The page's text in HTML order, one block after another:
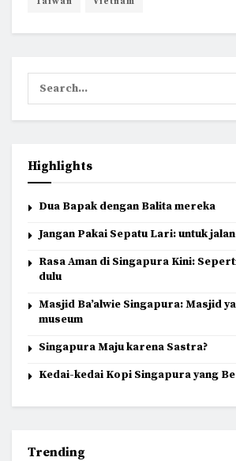
Highlights
Dua Bapak dengan Balita mereka
Jangan Pakai Sepatu Lari: untuk
Rasa Aman di Singapura Kini:
dulu
Masjid Ba’alwie Singapura: Masjid
museum
Singapura Maju karena Sastra?
Kedai-kedai Kopi Singapura yang
Trending